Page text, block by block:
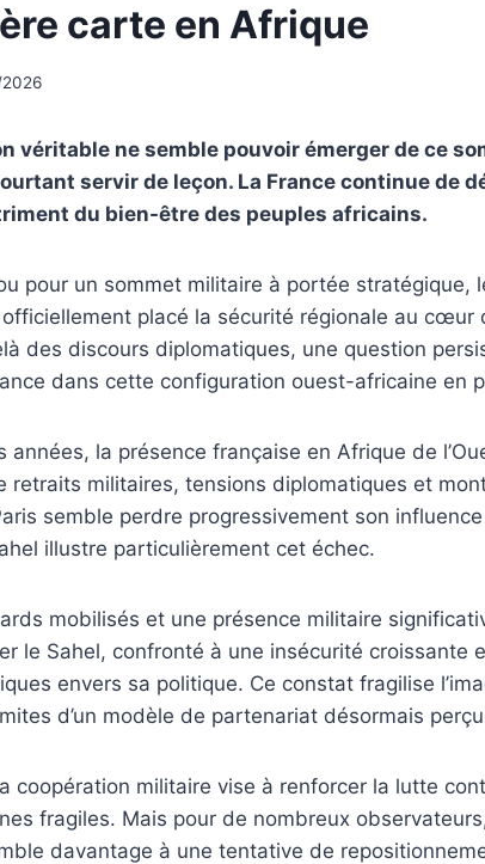
carte en Afrique
véritable ne semble pouvoir émerger de ce
servir de leçon. La France continue de
du bien-être des peuples africains.
pour un sommet militaire à portée stratégique,
placé la sécurité régionale au cœur
des discours diplomatiques, une question
dans cette configuration ouest-africaine en
années, la présence française en Afrique de
retraits militaires, tensions diplomatiques et
semble perdre progressivement son
illustre particulièrement cet échec.
mobilisés et une présence militaire
le Sahel, confronté à une insécurité croissante
envers sa politique. Ce constat fragilise
d’un modèle de partenariat désormais
coopération militaire vise à renforcer la lutte
fragiles. Mais pour de nombreux
davantage à une tentative de